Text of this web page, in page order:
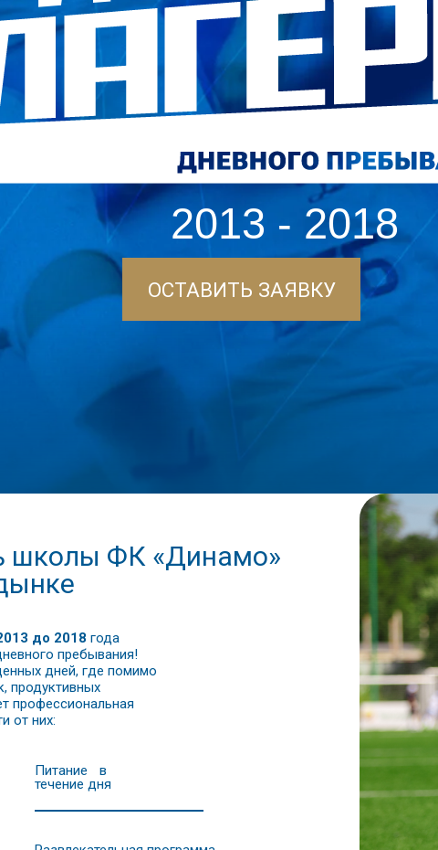
ОСТАВИТЬ ЗАЯВКУ
2013 - 2018
школы ФК «Динамо»
до 2018 года
пребывания!
дней, где помимо
продуктивных
профессиональная
от них:
Питание в
течение дня